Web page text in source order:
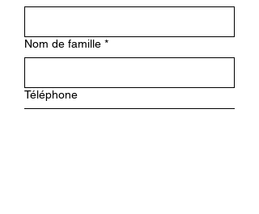
Nom de famille *
Téléphone